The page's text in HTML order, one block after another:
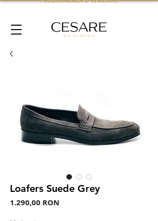
Loafers Suede Grey
1.290,00 RON